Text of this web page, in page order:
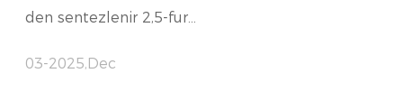
den sentezlenir 2,5-fur...
03-2025,Dec